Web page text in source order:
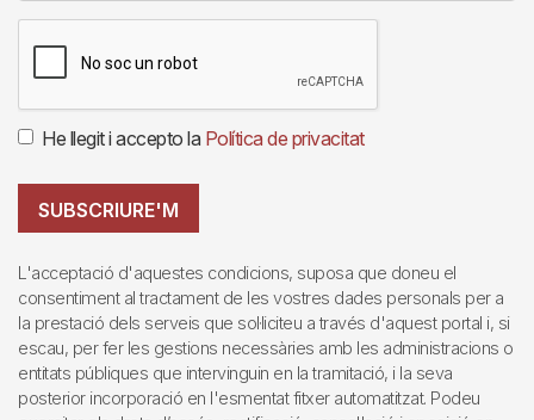
He llegit i accepto la Política de privacitat
SUBSCRIURE'M
L'acceptació d'aquestes condicions, suposa que doneu el
consentiment al tractament de les vostres dades personals per a
la prestació dels serveis que sol·liciteu a través d'aquest portal i, si
escau, per fer les gestions necessàries amb les administracions o
entitats públiques que intervinguin en la tramitació, i la seva
posterior incorporació en l'esmentat fitxer automatitzat. Podeu